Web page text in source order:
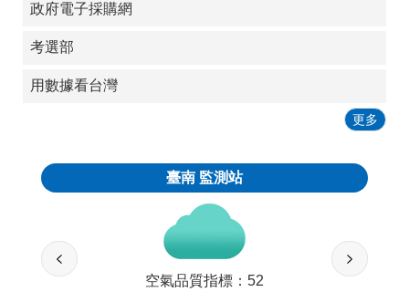
政府電子採購網
考選部
用數據看台灣
更多
臺南 監測站
空氣品質指標： 52